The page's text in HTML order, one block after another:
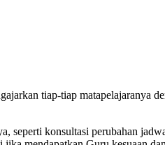
tiap-tiap matapelajaranya
konsultasi perubahan